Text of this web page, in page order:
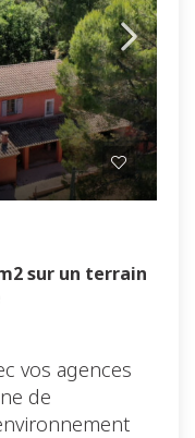
sur un terrain
vos agences
de